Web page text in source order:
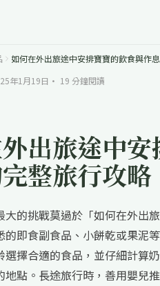
如何在外出旅途中安排寶寶的飲食與作
年1月19日 · 19 分鐘閱讀
出旅途中
整旅行攻略
大的挑戰莫過於「如何在外出
的即食副食品、小餅乾或果泥
選擇合適的食品，並仔細計算
地點。長途旅行時，善用嬰兒